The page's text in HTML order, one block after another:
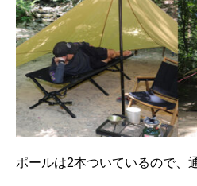
ポールは2本ついているので、